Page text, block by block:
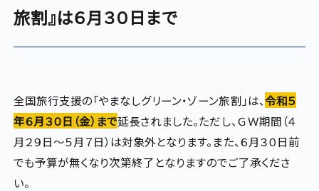
旅割』は６月３０日まで
全国旅行支援の「やまなしグリーン・ゾーン旅割」は、令和５
年６月３０日（金）まで延長されました。ただし、ＧＷ期間（４
月２９日～５月７日）は対象外となります。また、６月３０日前
でも予算が無くなり次第終了となりますのでご了承くださ
い。